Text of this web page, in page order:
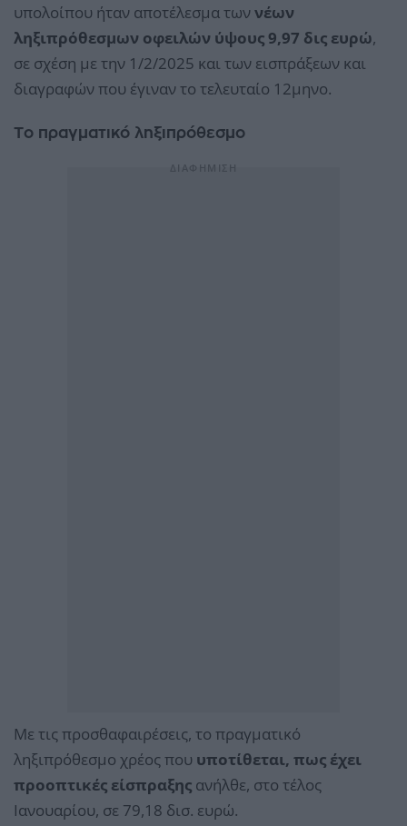
υπολοίπου ήταν αποτέλεσμα τωννέων
ληξιπρόθεσμων οφειλών ύψους 9,97 δις ευρώ,
σε σχέση με την 1/2/2025 και των εισπράξεων και
διαγραφών που έγιναν το τελευταίο 12μηνο.
Το πραγματικό ληξιπρόθεσμο
Με τις προσθαφαιρέσεις, το πραγματικό
ληξιπρόθεσμο χρέος που υποτίθεται, πως έχει
προοπτικές είσπραξης ανήλθε, στο τέλος
Ιανουαρίου, σε 79,18 δισ. ευρώ.